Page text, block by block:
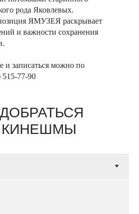
рода Яковлевых.
ЯМУЗЕЯ раскрывает
и важности сохранения
и записаться можно по
515-77-90